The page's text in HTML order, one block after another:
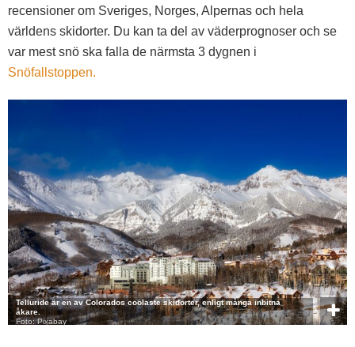
recensioner om Sveriges, Norges, Alpernas och hela
världens skidorter. Du kan ta del av väderprognoser och se
var mest snö ska falla de närmsta 3 dygnen i
Snöfallstoppen.
Telluride är en av Colorados coolaste skidorter, enligt många inbitna
åkare.
Foto: Pixabay